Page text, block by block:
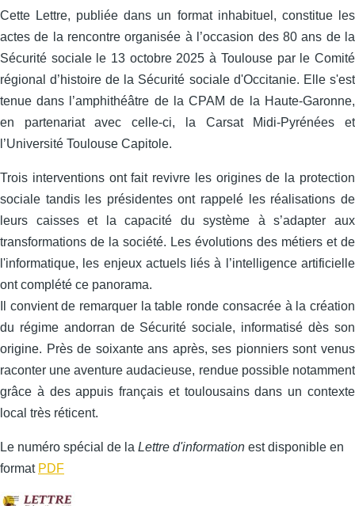
Cette Lettre, publiée dans un format inhabituel, constitue les
actes de la rencontre organisée à l’occasion des 80 ans de la
Sécurité sociale le 13 octobre 2025 à Toulouse par le Comité
régional d’histoire de la Sécurité sociale d'Occitanie. Elle s'est
tenue dans l’amphithéâtre de la CPAM de la Haute-Garonne,
en partenariat avec celle‑ci, la Carsat Midi‑Pyrénées et
l’Université Toulouse Capitole.
Trois interventions ont fait revivre les origines de la protection
sociale tandis les présidentes ont rappelé les réalisations de
leurs caisses et la capacité du système à s’adapter aux
transformations de la société. Les évolutions des métiers et de
l'informatique, les enjeux actuels liés à l’intelligence artificielle
ont complété ce panorama.
Il convient de remarquer la table ronde consacrée à la création
du régime andorran de Sécurité sociale, informatisé dès son
origine. Près de soixante ans après, ses pionniers sont venus
raconter une aventure audacieuse, rendue possible notamment
grâce à des appuis français et toulousains dans un contexte
local très réticent.
Le numéro spécial de la Lettre d'information est disponible en
format PDF